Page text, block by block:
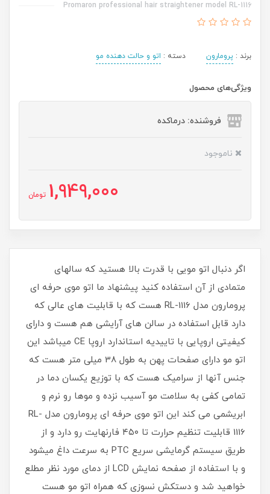
Promaron professional hair straightener model RL-1116
برند : پرومارون دسته : اتو و حالت دهنده مو
ویژگی‌های محصول
فروشنده: درماکده
ناموجود
1,949,000 تومان
اگر دنبال اتو مویی با قدرت بالا هستید که سالهای
متمادی از آن استفاده کنید پیشنهاد ما اتو موی حرفه ای
پرومارون مدل RL-1116 هست که با قابلیت های عالی که
دارد قابل استفاده در سالن های آرایشی هم هست و دارای
کیفیتی اروپایی با تاییدیه استاندارد اروپا CE میباشد این
اتو مو دارای صفحات پهن به طول 38 میلی متر هست که
جنس آنها از سرامیک هست که با توزیع یکسان دما در
تمامی کفی به سلامت مو آسیب نزده و موها رو نرم و
ابریشمی می کند این اتو موی حرفه ای پرومارون مدل RL-
1116 قابلیت تنظیم حرارت تا ۴۵۰ فارنهایت رو دارد و از
طریق سیستم گرمایشی سریع PTC به سرعت داغ میشود
و با استفاده از صفحه نمایش LCD از دمای مورد نظر مطلع
خواهید شد و دستکش نسوزی که همراه اتو مو هست